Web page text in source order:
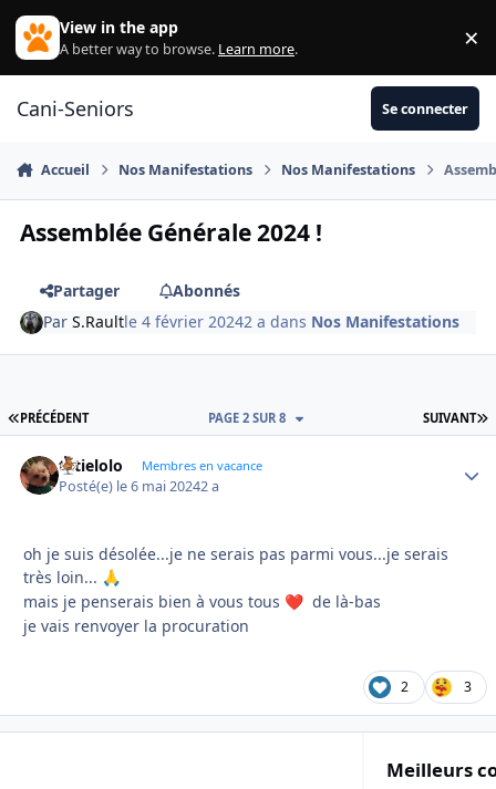
Aller au contenu
View in the app
A better way to browse. Learn more. ×
Cani-Seniors Se connecter
Accueil Nos Manifestations Nos Manifestations
Assemblée Générale 2024 !
Partager
Abonnés
ParS.Raultle 4 février 20242 a dans Nos Manifestations
PREMIÈRE PAGE
PRÉCÉDENT SUIVANT
PAGE 2 SUR 8
tatielolo Membres en vacance
Posté(e) le 6 mai 20242 a
oh je suis désolée...je ne serais pas parmi vous...je serais
très loin... 🙏
mais je penserais bien à vous tous ❤️ de là-bas
je vais renvoyer la procuration
2 3
Meilleurs